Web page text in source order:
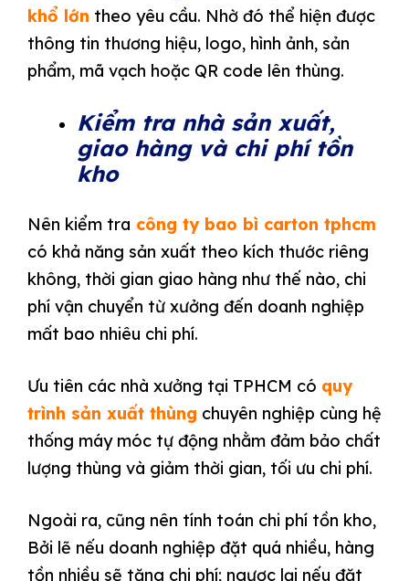
khổ lớn theo yêu cầu. Nhờ đó thể hiện được
thông tin thương hiệu, logo, hình ảnh, sản
phẩm, mã vạch hoặc QR code lên thùng.
Kiểm tra nhà sản xuất,
giao hàng và chi phí tồn
kho
Nên kiểm tra công ty bao bì carton tphcm
có khả năng sản xuất theo kích thước riêng
không, thời gian giao hàng như thế nào, chi
phí vận chuyển từ xưởng đến doanh nghiệp
mất bao nhiêu chi phí.
Ưu tiên các nhà xưởng tại TPHCM có quy
trình sản xuất thùng chuyên nghiệp cùng hệ
thống máy móc tự động nhằm đảm bảo chất
lượng thùng và giảm thời gian, tối ưu chi phí.
Ngoài ra, cũng nên tính toán chi phí tồn kho,
Bởi lẽ nếu doanh nghiệp đặt quá nhiều, hàng
tồn nhiều sẽ tăng chi phí; ngược lại nếu đặt